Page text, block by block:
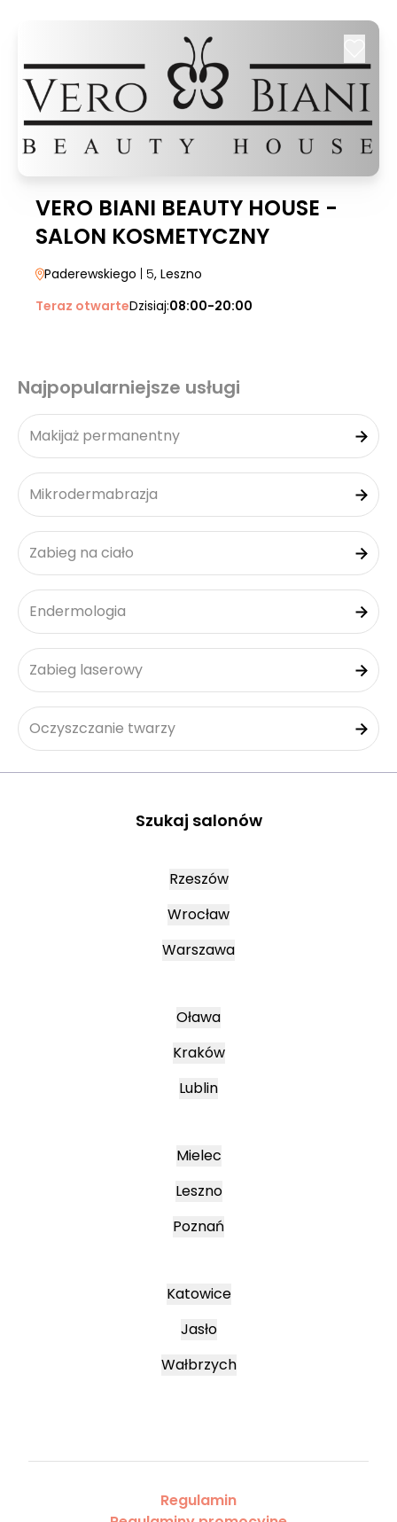
VERO BIANI BEAUTY HOUSE -
SALON KOSMETYCZNY
Paderewskiego | 5, Leszno
Teraz otwarteDzisiaj:08:00-20:00
Najpopularniejsze usługi
Makijaż permanentny
Mikrodermabrazja
Zabieg na ciało
Endermologia
Zabieg laserowy
Oczyszczanie twarzy
Szukaj salonów
Rzeszów
Wrocław
Warszawa
Oława
Kraków
Lublin
Mielec
Leszno
Poznań
Katowice
Jasło
Wałbrzych
Regulamin